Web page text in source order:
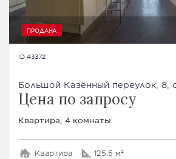
ПРОДАНА
ID 43372
Большой Казённый переулок, 8,
Цена по запросу
Квартира, 4 комнаты
Квартира 125.5 м²